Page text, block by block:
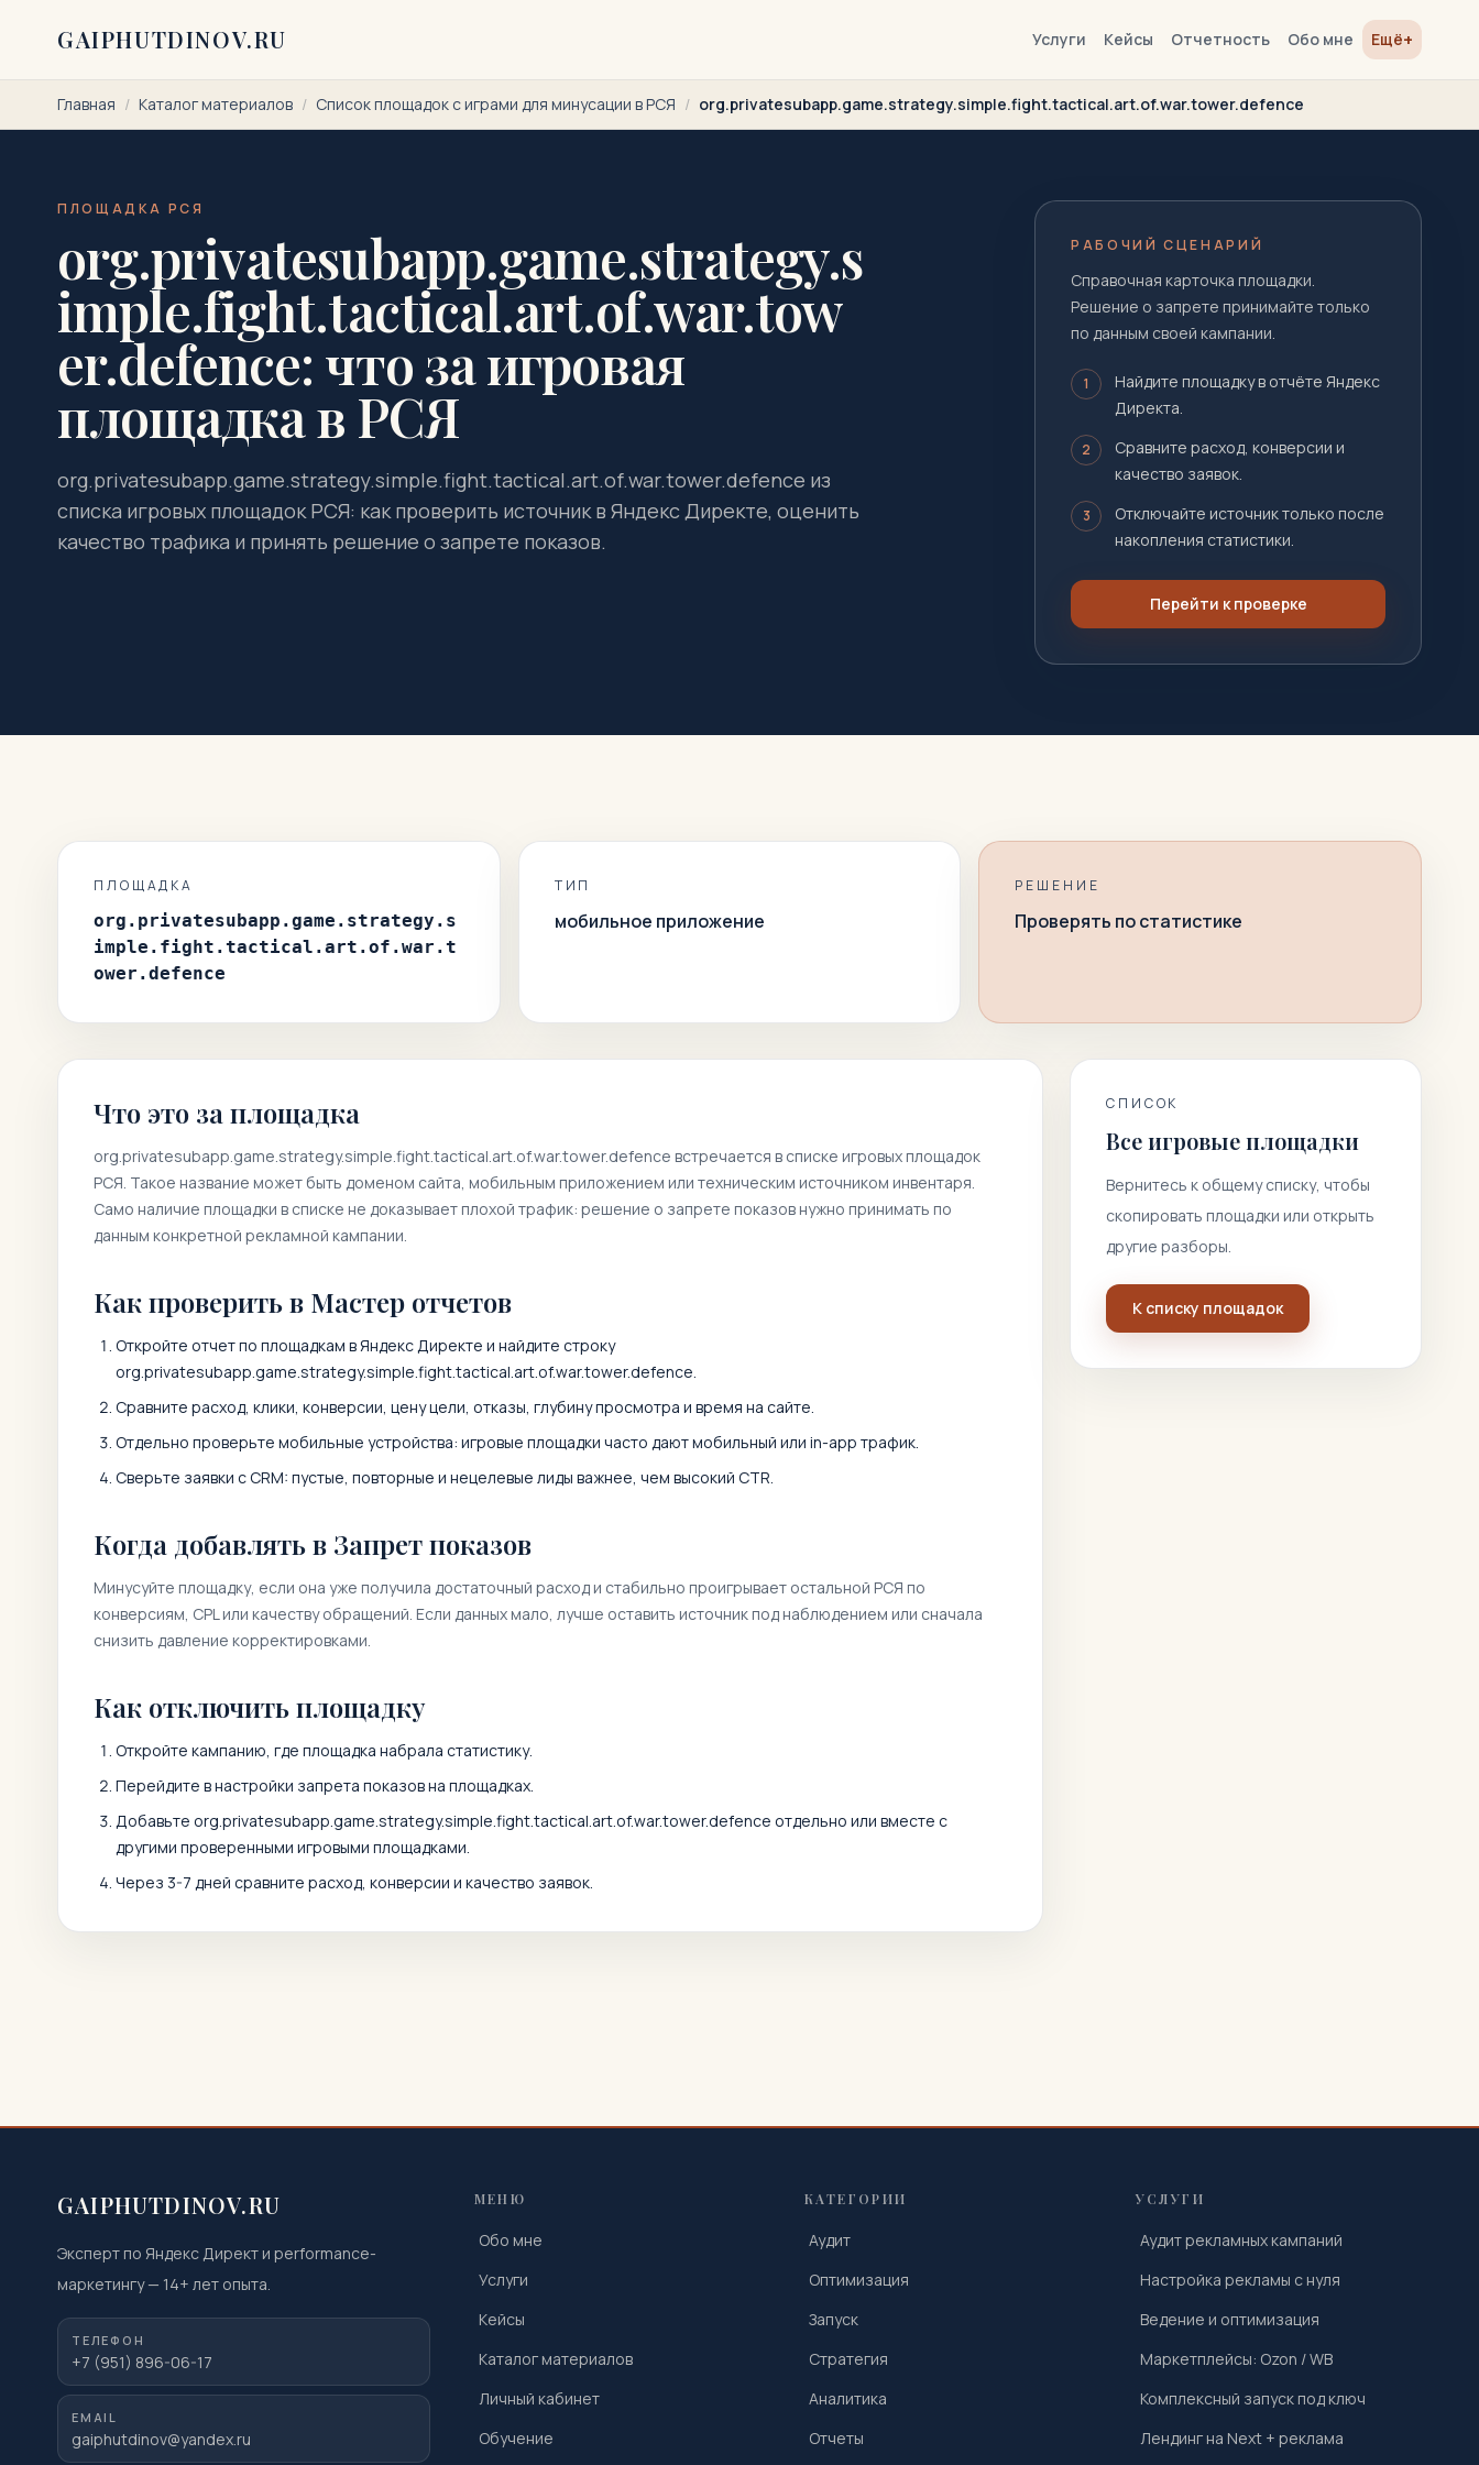
GAIPHUTDINOV.RU Услуги Кейсы Отчетность Обо мне Ещё+
Главная / Каталог материалов / Список площадок с играми для минусации в РСЯ / org.privatesubapp.game.strategy.simple.fight.tactical.art.of.war.tower.defence
ПЛОЩАДКА РСЯ
org.privatesubapp.game.strategy.s
imple.fight.tactical.art.of.war.tow
er.defence: что за игровая
площадка в РСЯ
org.privatesubapp.game.strategy.simple.fight.tactical.art.of.war.tower.defence из
списка игровых площадок РСЯ: как проверить источник в Яндекс Директе, оценить
качество трафика и принять решение о запрете показов.
РАБОЧИЙ СЦЕНАРИЙ
Справочная карточка площадки.
Решение о запрете принимайте только
по данным своей кампании.
1
Найдите площадку в отчёте Яндекс
Директа.
2
Сравните расход, конверсии и
качество заявок.
3
Отключайте источник только после
накопления статистики.
Перейти к проверке
ПЛОЩАДКА
org.privatesubapp.game.strategy.s
imple.fight.tactical.art.of.war.t
ower.defence
ТИП
мобильное приложение
РЕШЕНИЕ
Проверять по статистике
Что это за площадка
org.privatesubapp.game.strategy.simple.fight.tactical.art.of.war.tower.defence встречается в списке игровых площадок
РСЯ. Такое название может быть доменом сайта, мобильным приложением или техническим источником инвентаря.
Само наличие площадки в списке не доказывает плохой трафик: решение о запрете показов нужно принимать по
данным конкретной рекламной кампании.
Как проверить в Мастер отчетов
Откройте отчет по площадкам в Яндекс Директе и найдите строку
org.privatesubapp.game.strategy.simple.fight.tactical.art.of.war.tower.defence.
Сравните расход, клики, конверсии, цену цели, отказы, глубину просмотра и время на сайте.
Отдельно проверьте мобильные устройства: игровые площадки часто дают мобильный или in-app трафик.
Сверьте заявки с CRM: пустые, повторные и нецелевые лиды важнее, чем высокий CTR.
Когда добавлять в Запрет показов
Минусуйте площадку, если она уже получила достаточный расход и стабильно проигрывает остальной РСЯ по
конверсиям, CPL или качеству обращений. Если данных мало, лучше оставить источник под наблюдением или сначала
снизить давление корректировками.
Как отключить площадку
Откройте кампанию, где площадка набрала статистику.
Перейдите в настройки запрета показов на площадках.
Добавьте org.privatesubapp.game.strategy.simple.fight.tactical.art.of.war.tower.defence отдельно или вместе с
другими проверенными игровыми площадками.
Через 3-7 дней сравните расход, конверсии и качество заявок.
СПИСОК
Все игровые площадки
Вернитесь к общему списку, чтобы
скопировать площадки или открыть
другие разборы.
К списку площадок
GAIPHUTDINOV.RU
Эксперт по Яндекс Директ и performance-
маркетингу— 14+ лет опыта.
ТЕЛЕФОН
+7 (951) 896-06-17
EMAIL
gaiphutdinov@yandex.ru
МЕНЮ
Обо мне
Услуги
Кейсы
Каталог материалов
Личный кабинет
Обучение
КАТЕГОРИИ
Аудит
Оптимизация
Запуск
Стратегия
Аналитика
Отчеты
УСЛУГИ
Аудит рекламных кампаний
Настройка рекламы с нуля
Ведение и оптимизация
Маркетплейсы: Ozon / WB
Комплексный запуск под ключ
Лендинг на Next + реклама